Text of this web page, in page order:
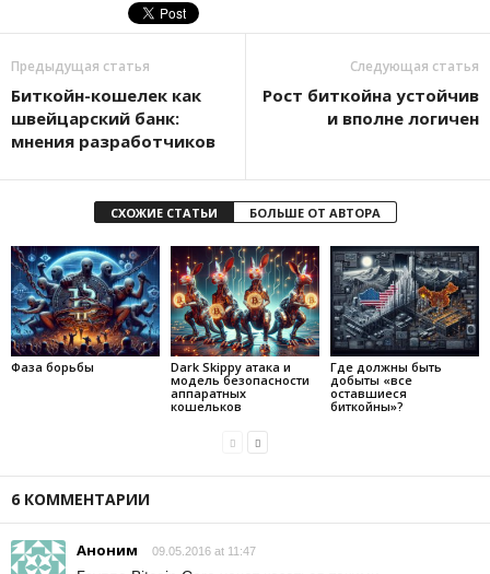
Предыдущая статья
Биткойн-кошелек как
швейцарский банк:
мнения разработчиков
Следующая статья
Рост биткойна устойчив
и вполне логичен
СХОЖИЕ СТАТЬИ БОЛЬШЕ ОТ АВТОРА
Фаза борьбы
Dark Skippy атака и
модель безопасности
аппаратных
кошельков
Где должны быть
добыты «все
оставшиеся
биткойны»?
6 КОММЕНТАРИИ
Аноним 09.05.2016 at 11:47